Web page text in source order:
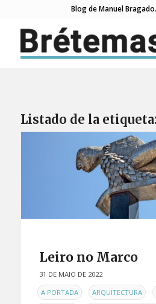
Blog de Manuel
Listado de la etiqueta:
Leiro no Marco
31 DE MAIO DE 2022
ENA PORTADA , ARQUITECTURA ,